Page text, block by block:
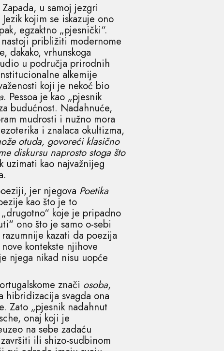
u samoj jezgri
kojim se iskazuje ono
egzaktno „pjesnički“.
približiti modernome
dakako, vrhunskoga
u područja prirodnih
alkemije
koji je nekoć bio
. Pessoa je kao „pjesnik
budućnost. Nadahnuće,
mudrosti i nužno mora
i znalaca okultizma,
otuda, govoreći klasično
diskursu naprosto stoga što
uzimati kao najvažnijeg
jer njegova Poetika
kao što je to
koje je pripadno
ono što je samo o-sebi
kazati da poezija
kontekste njihove
njega nikad nisu uopće
znači osoba,
hibridizacija svagda ona
Zato „pjesnik nadahnut
onaj koji je
na sebe zadaću
ili shizo-sudbinom